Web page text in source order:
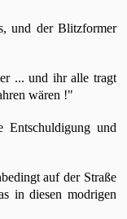
und der Blitzformer
... und ihr alle tragt
wären !"
Entschuldigung und
auf der Straße
in diesen modrigen